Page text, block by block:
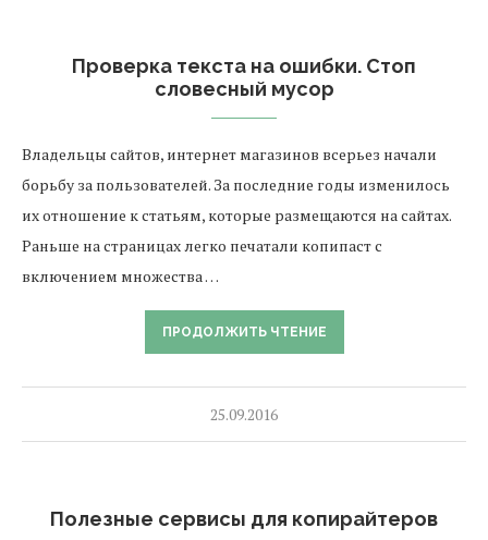
Проверка текста на ошибки. Стоп
словесный мусор
Владельцы сайтов, интернет магазинов всерьез начали
борьбу за пользователей. За последние годы изменилось
их отношение к статьям, которые размещаются на сайтах.
Раньше на страницах легко печатали копипаст с
включением множества …
ПРОДОЛЖИТЬ ЧТЕНИЕ
25.09.2016
Полезные сервисы для копирайтеров